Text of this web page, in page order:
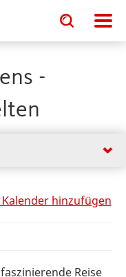
Toggle
search
input
Toggle
search
input
-
hinzufügen
Reise